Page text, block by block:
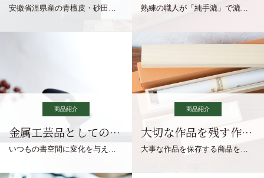
安徽省涇県産の青檀皮・砂田稲藁・清らかな渓流水、熟練手漉き職人の卓越した手漉技術による最高級の純宣紙です。 熟練の職人が「純手漉」で漉きあげる書画紙。宣紙を好まれるお客様向けの棉料単宣に漉きあげました。
商品紹介
金属工芸品としての文鎮
いつもの書空間に変化を与えてくれる、見ているだけで愉しくなる金属工芸品の文鎮をご紹介します。
商品紹介
大切な作品を残す作品保存商品
大事な作品を保存する商品を取りまとめてご紹介ます。